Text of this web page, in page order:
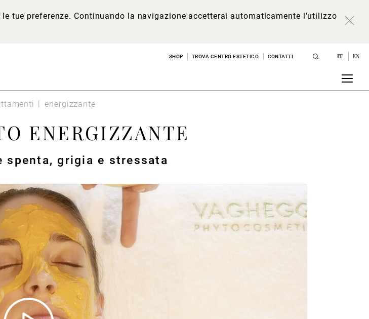
tue preferenze. Continuando la navigazione accetterai automaticamente l'utilizzo
SHOP TROVA CENTRO ESTETICO CONTATTI IT EN
energizzante
ENERGIZZANTE
spenta, grigia e stressata